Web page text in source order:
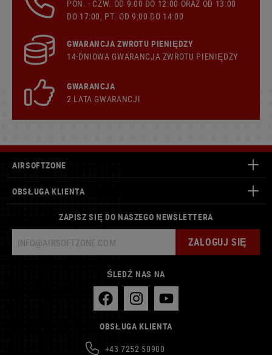
PON. - CZW. OD 9:00 DO 12:00 ORAZ OD 13:00
DO 17:00, PT. OD 9:00 DO 14:00
GWARANCJA ZWROTU PIENIĘDZY
14-DNIOWA GWARANCJA ZWROTU PIENIĘDZY
GWARANCJA
2 LATA GWARANCJI
AIRSOFTZONE
OBSŁUGA KLIENTA
ZAPISZ SIĘ DO NASZEGO NEWSLETTERA
ZALOGUJ SIĘ
ŚLEDŹ NAS NA
OBSŁUGA KLIENTA
+43 7252 50900